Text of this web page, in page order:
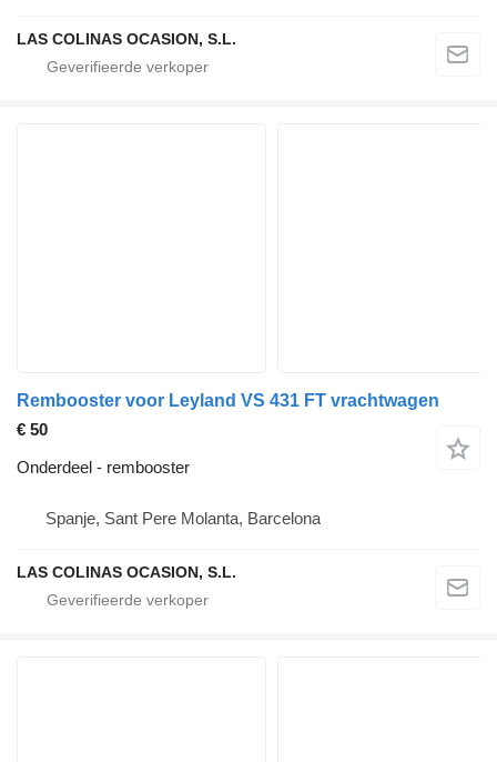
LAS COLINAS OCASION, S.L.
Rembooster voor Leyland VS 431 FT vrachtwagen
€ 50
Onderdeel - rembooster
Spanje, Sant Pere Molanta, Barcelona
LAS COLINAS OCASION, S.L.